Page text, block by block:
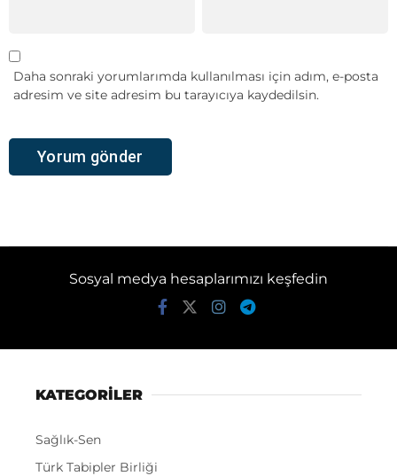
Daha sonraki yorumlarımda kullanılması için adım, e-posta
adresim ve site adresim bu tarayıcıya kaydedilsin.
Sosyal medya hesaplarımızı keşfedin
KATEGORİLER
Sağlık-Sen
Türk Tabipler Birliği